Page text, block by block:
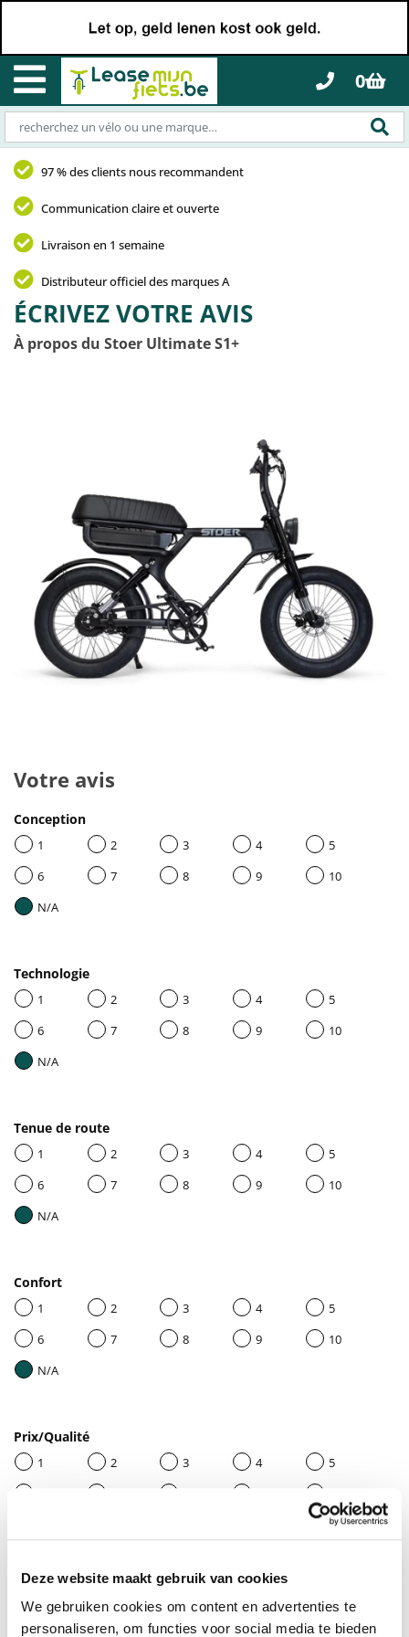
Deze website maakt gebruik van cookies
We gebruiken cookies om content en advertenties te
personaliseren, om functies voor social media te bieden
0
97 % des clients nous recommandent
Communication claire et ouverte
Livraison en 1 semaine
Distributeur officiel des marques A
ÉCRIVEZ VOTRE AVIS
À propos du Stoer Ultimate S1+
Votre avis
Conception
1 2 3 4
5
6
7 8 9
10
N/A
Technologie
1 2 3 4
5
6
7 8 9
10
N/A
Tenue de route
1 2 3 4
5
6
7 8 9
10
N/A
Confort
1 2 3 4
5
6
7 8 9
10
N/A
Prix/Qualité
1 2 3 4
5